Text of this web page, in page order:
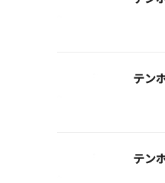
テン
テン